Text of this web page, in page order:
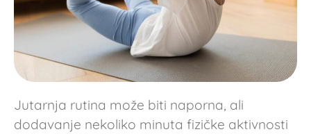
Jutarnja rutina može biti naporna, ali
dodavanje nekoliko minuta fizičke aktivnosti